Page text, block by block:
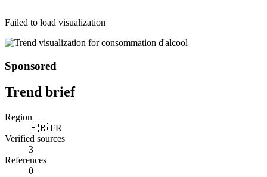
Failed to load visualization
Sponsored
Trend brief
Region
🇫🇷 FR
Verified sources
3
References
0